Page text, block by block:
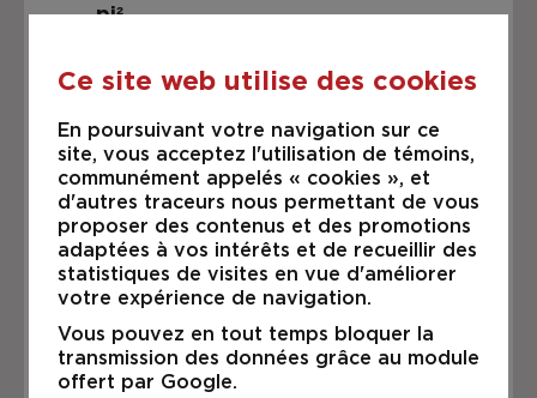
pi²
Dagenais Ouest, à quelques
minutes des autoroutes 15 et 440.
Détails de l’unité :
• 4 bureaux fermés et réception
(environ 878,81 pi² de bureaux)
• Environ 3 000 pi² d’entrepôt
• Hauteur libre : 18 pi
• 1 quai de chargement
Conditions de location :
• Loyer net : 15,50 $/pi²
• Dépenses opérationnelles
Ce site web utilise des cookies
En poursuivant votre navigation sur ce
site, vous acceptez l'utilisation de témoins,
communément appelés « cookies », et
d'autres traceurs nous permettant de vous
proposer des contenus et des promotions
adaptées à vos intérêts et de recueillir des
statistiques de visites en vue d'améliorer
votre expérience de navigation.
Vous pouvez en tout temps bloquer la
transmission des données grâce au module
offert par Google.